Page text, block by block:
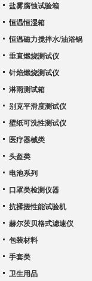
盐雾腐蚀试验箱
恒温恒湿箱
恒温磁力搅拌水/油浴锅
垂直燃烧测试仪
针焰燃烧测试仪
淋雨测试箱
别克平滑度测试仪
壁纸可洗性测试仪
医疗器械类
头盔类
电池系列
口罩类检测仪器
抗揉搓性能试验机
赫尔茨贝格式滤速仪
包装材料
手套类
卫生用品